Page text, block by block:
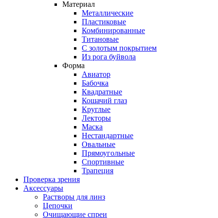
Материал
Металлические
Пластиковые
Комбинированные
Титановые
С золотым покрытием
Из рога буйвола
Форма
Авиатор
Бабочка
Квадратные
Кошачий глаз
Круглые
Лекторы
Маска
Нестандартные
Овальные
Прямоугольные
Спортивные
Трапеция
Проверка зрения
Аксессуары
Растворы для линз
Цепочки
Очищающие спреи